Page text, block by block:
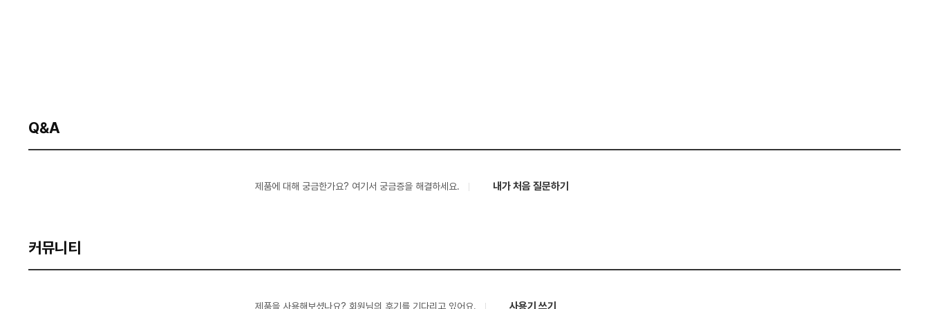
Q&A
제품에 대해 궁금한가요? 여기서 궁금증을 해결하세요. 내가 처음 질문하기
커뮤니티
제품을 사용해보셨나요? 회원님의 후기를 기다리고 있어요. 사용기 쓰기